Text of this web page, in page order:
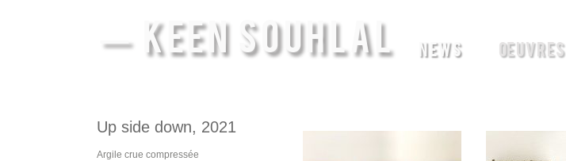
— KEEN SOUHLAL NEWS ŒUVRES
Up side down, 2021
Argile crue compressée